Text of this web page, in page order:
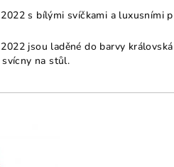
s bílými svíčkami a luxusními
jsou laděné do barvy
na stůl.